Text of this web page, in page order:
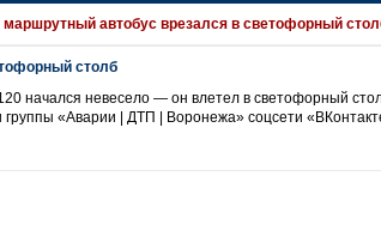
автобус врезался в светофорный
столб
начался невесело — он влетел в светофорный
«Аварии | ДТП | Воронежа» соцсети